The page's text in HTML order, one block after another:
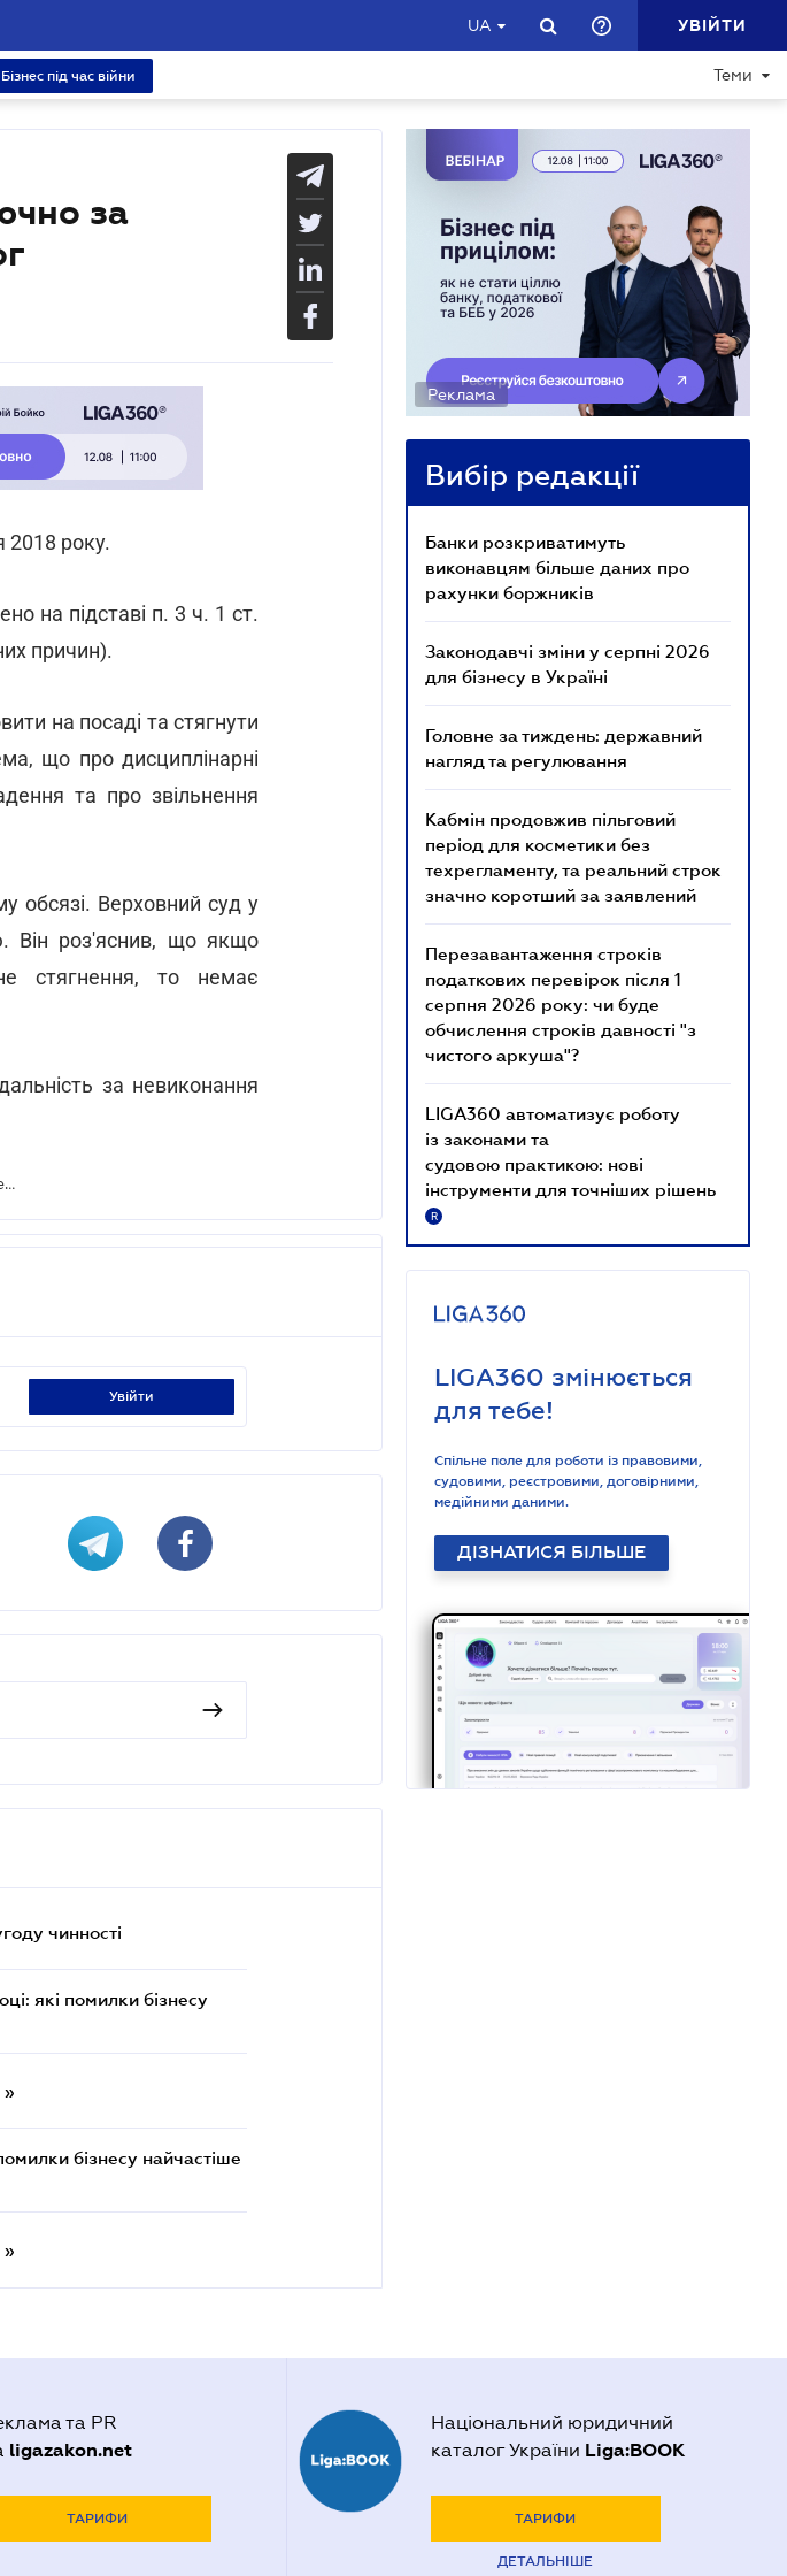
UA УВІЙТИ
Бізнес під час війни Теми
за
2018 року.
на підставі п. 3 ч. 1 ст.
причин).
на посаді та стягнути
що про дисциплінарні
та про звільнення
обсязі. Верховний суд у
Він роз'яснив, що якщо
стягнення, то немає
за невиконання
Працівник несе відповідальність виключно за невиконання доведених до нього вимог
увійти
чинності
які помилки бізнесу
»
бізнесу найчастіше
»
Реклама
Вибір редакції
Банки розкриватимуть
виконавцям більше даних про
рахунки боржників
Законодавчі зміни у серпні 2026
для бізнесу в Україні
Головне за тиждень: державний
нагляд та регулювання
Кабмін продовжив пільговий
період для косметики без
техрегламенту, та реальний строк
значно коротший за заявлений
Перезавантаження строків
податкових перевірок після 1
серпня 2026 року: чи буде
обчислення строків давності "з
чистого аркуша"?
LIGA360 автоматизує роботу
із законами та
судовою практикою: нові
інструменти для точніших рішень
R
LIGA360 змінюється
для тебе!
Спільне поле для роботи із правовими,
судовими, реєстровими, договірними,
медійними даними.
ДІЗНАТИСЯ БІЛЬШЕ
та PR
ligazakon.net
ТАРИФИ
Національний юридичний
каталог України Liga:BOOK
ТАРИФИ
ДЕТАЛЬНІШЕ